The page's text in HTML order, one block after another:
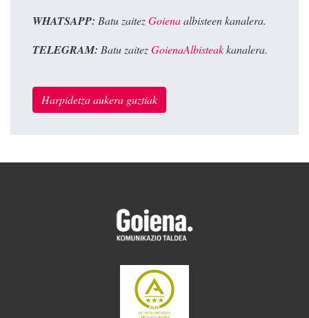
WHATSAPP: Batu zaitezGoienaalbisteen kanalera.
TELEGRAM: Batu zaitezGoienaAlbisteakkanalera.
Harpidetza aukera guztiak